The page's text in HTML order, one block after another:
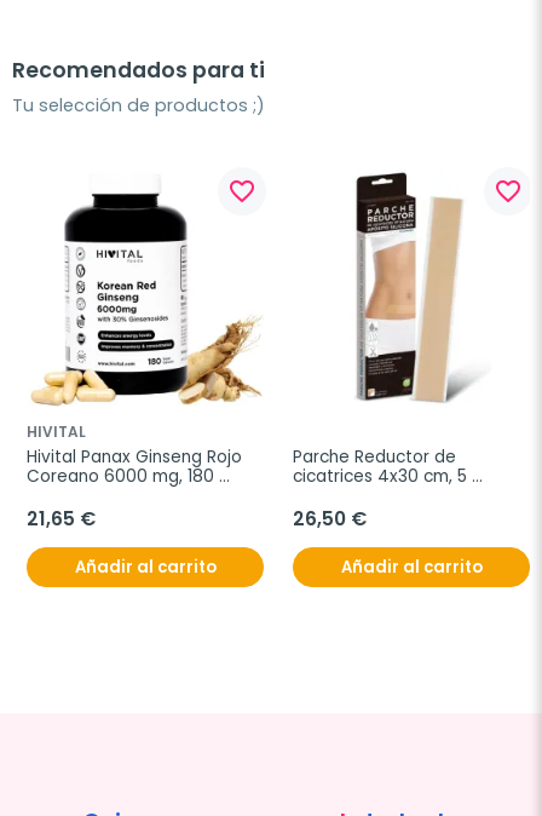
Recomendados para ti
Tu selección de productos ;)
favorite_border
HIVITAL
Hivital Panax Ginseng Rojo
Coreano 6000 mg, 180
21,65 €
Añadir al carrito
favorite_border
Parche Reductor de
cicatrices 4x30 cm, 5
26,50 €
Añadir al carrito